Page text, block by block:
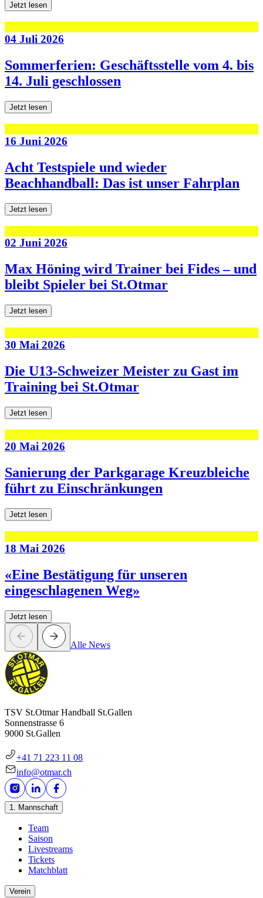
Jetzt lesen
04 Juli 2026
Sommerferien: Geschäftsstelle vom 4. bis
14. Juli geschlossen
Jetzt lesen
16 Juni 2026
Acht Testspiele und wieder
Beachhandball: Das ist unser Fahrplan
Jetzt lesen
02 Juni 2026
Max Höning wird Trainer bei Fides – und
bleibt Spieler bei St.Otmar
Jetzt lesen
30 Mai 2026
Die U13-Schweizer Meister zu Gast im
Training bei St.Otmar
Jetzt lesen
20 Mai 2026
Sanierung der Parkgarage Kreuzbleiche
führt zu Einschränkungen
Jetzt lesen
18 Mai 2026
«Eine Bestätigung für unseren
eingeschlagenen Weg»
Jetzt lesen
Alle News
TSV St.Otmar Handball St.Gallen
Sonnenstrasse 6
9000 St.Gallen
+41 71 223 11 08
info@otmar.ch
1. Mannschaft
Team
Saison
Livestreams
Tickets
Matchblatt
Verein